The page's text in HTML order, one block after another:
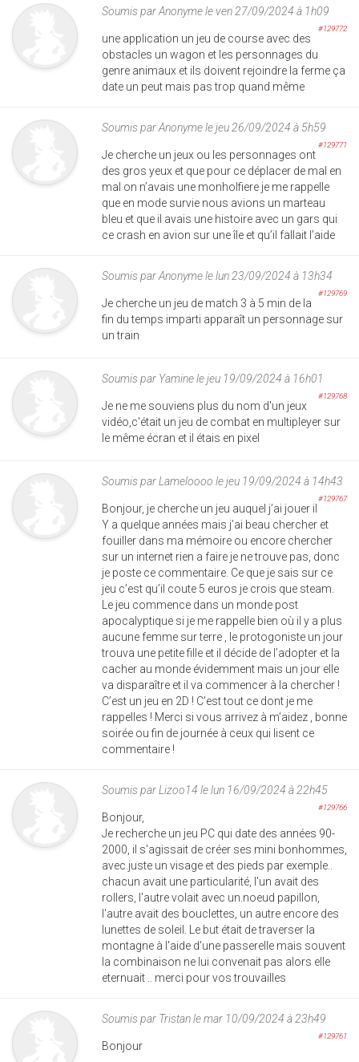
Soumis parAnonymele ven 27/09/2024 à 1h09
#129772
une application un jeu de course avec des
obstacles un wagon et les personnages du
genre animaux et ils doivent rejoindre la ferme ça
date un peut mais pas trop quand même
Soumis parAnonymele jeu 26/09/2024 à 5h59
#129771
Je cherche un jeux ou les personnages ont
des gros yeux et que pour ce déplacer de mal en
mal on n’avais une monholfiere je me rappelle
que en mode survie nous avions un marteau
bleu et que il avais une histoire avec un gars qui
ce crash en avion sur une île et qu’il fallait l’aide
Soumis parAnonymele lun 23/09/2024 à 13h34
#129769
Je cherche un jeu de match 3 à 5 min de la
fin du temps imparti apparaît un personnage sur
un train
Soumis par Yaminele jeu 19/09/2024 à 16h01
#129768
Je ne me souviens plus du nom d'un jeux
vidéo,c'était un jeu de combat en multipleyer sur
le même écran et il étais en pixel
Soumis parLameloooo le jeu 19/09/2024 à 14h43
#129767
Bonjour, je cherche un jeu auquel j’ai jouer il
Y a quelque années mais j’ai beau chercher et
fouiller dans ma mémoire ou encore chercher
sur un internet rien a faire je ne trouve pas, donc
je poste ce commentaire. Ce que je sais sur ce
jeu c’est qu’il coute 5 euros je crois que steam.
Le jeu commence dans un monde post
apocalyptique si je me rappelle bien où il y a plus
aucune femme sur terre , le protogoniste un jour
trouva une petite fille et il décide de l’adopter et la
cacher au monde évidemment mais un jour elle
va disparaître et il va commencer à la chercher !
C’est un jeu en 2D ! C’est tout ce dont je me
rappelles ! Merci si vous arrivez à m’aidez , bonne
soirée ou fin de journée à ceux qui lisent ce
commentaire !
Soumis parLizoo14 le lun 16/09/2024 à 22h45
#129766
Bonjour,
Je recherche un jeu PC qui date des années 90-
2000, il s'agissait de créer ses mini bonhommes,
avec.juste un visage et des pieds par exemple..
chacun avait une particularité, l'un avait des
rollers, l'autre volait avec un.noeud papillon,
l'autre avait des bouclettes, un autre encore des
lunettes de soleil. Le but était de traverser la
montagne à l'aide d'une passerelle mais souvent
la combinaison ne lui convenait pas alors elle
eternuait .. merci pour vos trouvailles
Soumis par Tristanle mar 10/09/2024 à 23h49
#129761
Bonjour